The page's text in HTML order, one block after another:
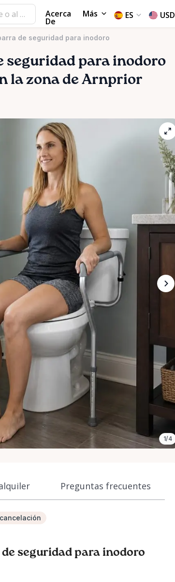
Acerca
De
Más ES USD
de seguridad para inodoro
seguridad para inodoro
la zona de Arnprior
1/4
Preguntas frecuentes
seguridad para inodoro